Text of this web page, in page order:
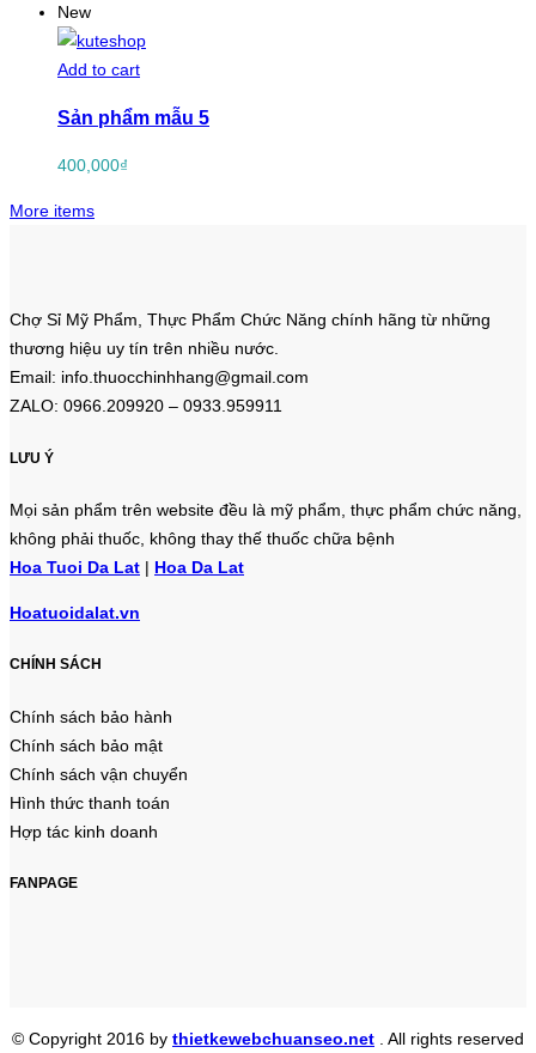
New
Add to cart
Sản phẩm mẫu 5
400,000₫
More items
Chợ Sỉ Mỹ Phẩm, Thực Phẩm Chức Năng chính hãng từ những
thương hiệu uy tín trên nhiều nước.
Email: info.thuocchinhhang@gmail.com
ZALO: 0966.209920 – 0933.959911
LƯU Ý
Mọi sản phẩm trên website đều là mỹ phẩm, thực phẩm chức năng,
không phải thuốc, không thay thế thuốc chữa bệnh
Hoa Tuoi Da Lat | Hoa Da Lat
Hoatuoidalat.vn
CHÍNH SÁCH
Chính sách bảo hành
Chính sách bảo mật
Chính sách vận chuyển
Hình thức thanh toán
Hợp tác kinh doanh
FANPAGE
© Copyright 2016 by thietkewebchuanseo.net . All rights reserved